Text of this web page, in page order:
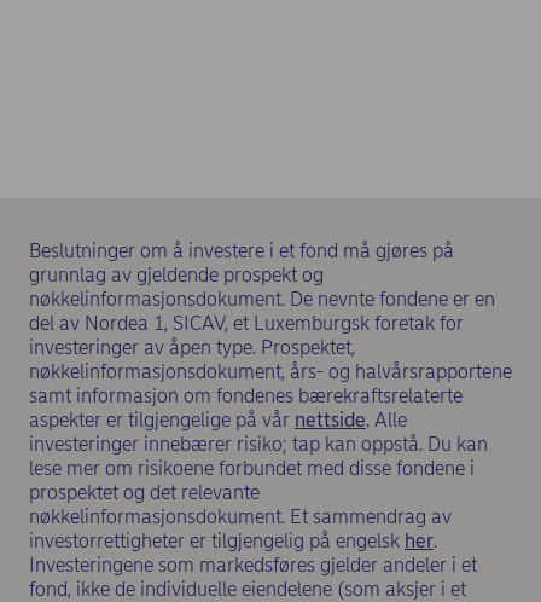
Beslutninger om å investere i et fond må gjøres på
grunnlag av gjeldende prospekt og
nøkkelinformasjonsdokument. De nevnte fondene er en
del av Nordea 1, SICAV, et Luxemburgsk foretak for
investeringer av åpen type. Prospektet,
nøkkelinformasjonsdokument, års- og halvårsrapportene
samt informasjon om fondenes bærekraftsrelaterte
aspekter er tilgjengelige på vår nettside(opens in new
. Alle
investeringer innebærer risiko; tap kan oppstå. Du kan
lese mer om risikoene forbundet med disse fondene i
prospektet og det relevante
nøkkelinformasjonsdokument. Et sammendrag av
investorrettigheter er tilgjengelig på engelsk her(opens in
.
Investeringene som markedsføres gjelder andeler i et
fond, ikke de individuelle eiendelene (som aksjer i et